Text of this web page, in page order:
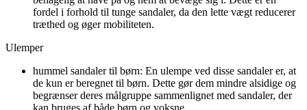
fordel i forhold til tunge sandaler, da den lette vægt reducerer
træthed og øger mobiliteten.
Ulemper
hummel sandaler til børn: En ulempe ved disse sandaler er, at
de kun er beregnet til børn. Dette gør dem mindre alsidige og
begrænser deres målgruppe sammenlignet med sandaler, der
kan bruges af både børn og voksne.